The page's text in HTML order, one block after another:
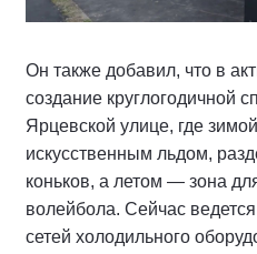
Он также добавил, что в
создание круглогодичной
Ярцевской улице, где зимой
искусственным льдом,
коньков, а летом — зона
волейбола. Сейчас
сетей холодильного